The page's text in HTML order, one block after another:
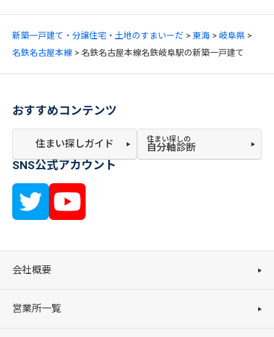
新築一戸建て・分譲住宅・土地のすまいーだ 東海
岐阜県
名鉄名古屋本線
名鉄名古屋本線名鉄岐阜駅の新築一戸建て
おすすめコンテンツ
住まい探しガイド 住まい探しの
自分軸診断
SNS公式アカウント
会社概要
営業所一覧